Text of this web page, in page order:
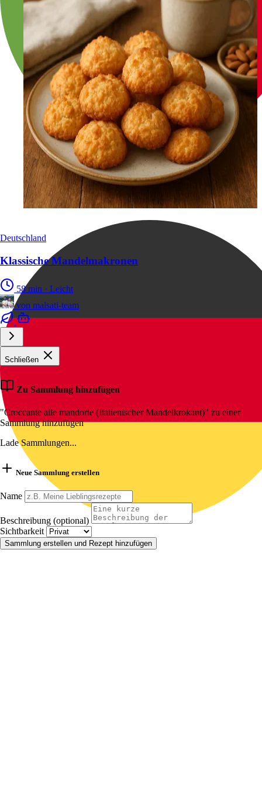
Deutschland
Klassische Mandelmakronen
58 min · Leicht
von malsati-team
Schließen
Zu Sammlung hinzufügen
"Croccante alle mandorle (Italienischer Mandelkrokant)" zu einer
Sammlung hinzufügen
Lade Sammlungen...
Neue Sammlung erstellen
Name
Beschreibung (optional)
Sichtbarkeit
Sammlung erstellen und Rezept hinzufügen